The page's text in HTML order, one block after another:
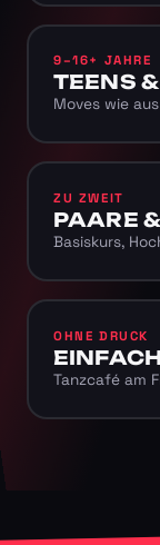
9–16+ JAHRE
TEENS
Moves wie
ZU ZWEIT
PAARE
Basiskurs,
OHNE DRUCK
Tanzcafé am